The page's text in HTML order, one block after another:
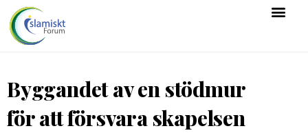
Byggandet av en stödmur
för att försvara skapelsen